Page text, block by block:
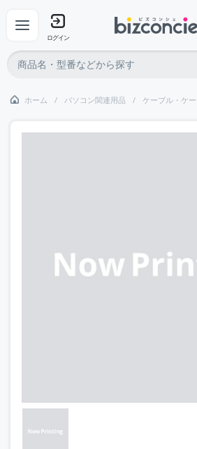
ログイン
ホーム パソコン関連用品 ケーブル・ケ